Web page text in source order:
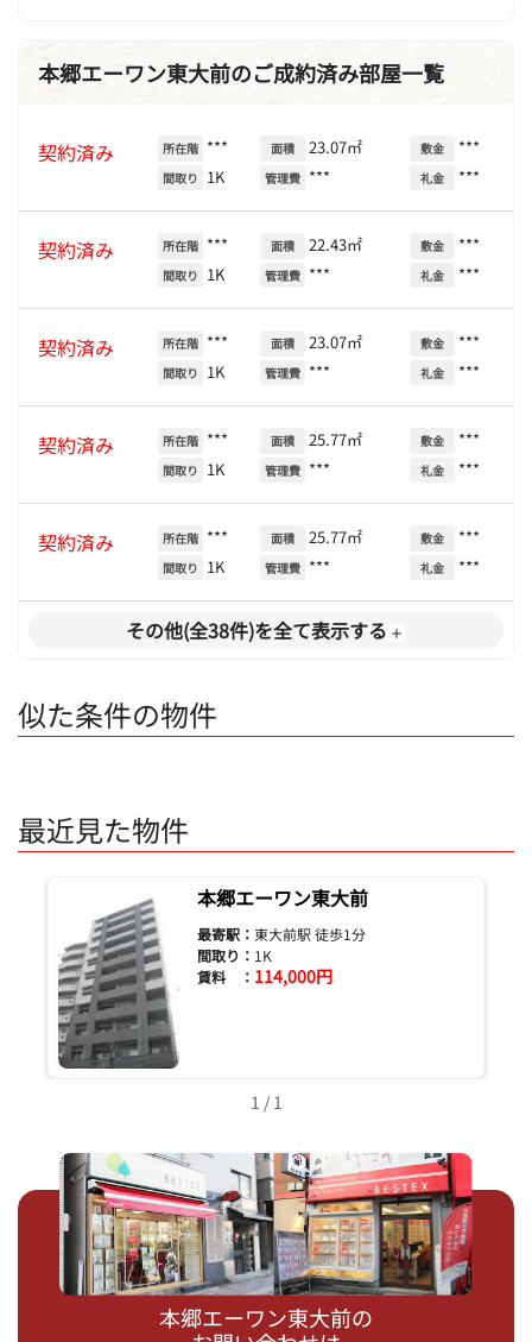
本郷エーワン東大前のご成約済み部屋一覧
契約済み 所在階 ***
間取り 1K
面積 23.07㎡
管理費 ***
敷金 ***
礼金 ***
契約済み 所在階 ***
間取り 1K
面積 22.43㎡
管理費 ***
敷金 ***
礼金 ***
契約済み 所在階 ***
間取り 1K
面積 23.07㎡
管理費 ***
敷金 ***
礼金 ***
契約済み 所在階 ***
間取り 1K
面積 25.77㎡
管理費 ***
敷金 ***
礼金 ***
契約済み 所在階 ***
間取り 1K
面積 25.77㎡
管理費 ***
敷金 ***
礼金 ***
その他(全38件)を全て表示する
似た条件の物件
最近見た物件
本郷エーワン東大前
最寄駅： 東大前駅 徒歩1分
間取り： 1K
賃料 ： 114,000円
1 / 1
本郷エーワン東大前の